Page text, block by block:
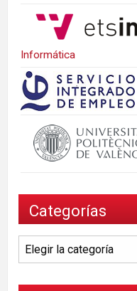
Informática
Categorías
Categorías